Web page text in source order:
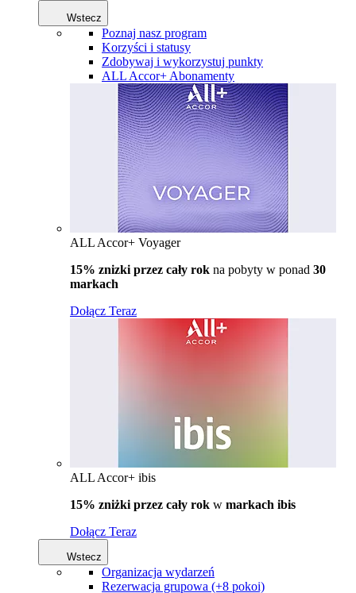
Wstecz
Poznaj nasz program
Korzyści i statusy
Zdobywaj i wykorzystuj punkty
ALL Accor+ Abonamenty
ALL Accor+ Voyager
15% znizki przez cały rok na pobyty w ponad 30
markach
Dołącz Teraz
ALL Accor+ ibis
15% zniżki przez cały rok w markach ibis
Dołącz Teraz
Wstecz
Organizacja wydarzeń
Rezerwacja grupowa (+8 pokoi)